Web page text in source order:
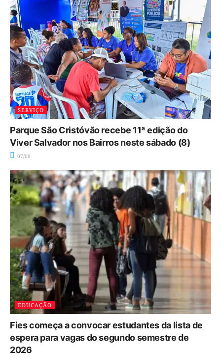
SERVIÇO
Parque São Cristóvão recebe 11ª edição do
Viver Salvador nos Bairros neste sábado (8)
07/08
EDUCAÇÃO
Fies começa a convocar estudantes da lista de
espera para vagas do segundo semestre de
2026